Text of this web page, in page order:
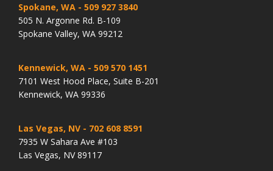
Spokane, WA - 509 927 3840
505 N. Argonne Rd. B-109
Spokane Valley, WA 99212
Kennewick, WA - 509 570 1451
7101 West Hood Place, Suite B-201
Kennewick, WA 99336
Las Vegas, NV - 702 608 8591
7935 W Sahara Ave #103
Las Vegas, NV 89117